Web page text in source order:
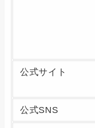
公式サイト
公式SNS